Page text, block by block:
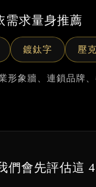
需求量身推薦
鍍鈦字 壓
形象牆、連鎖品牌
們會先評估這